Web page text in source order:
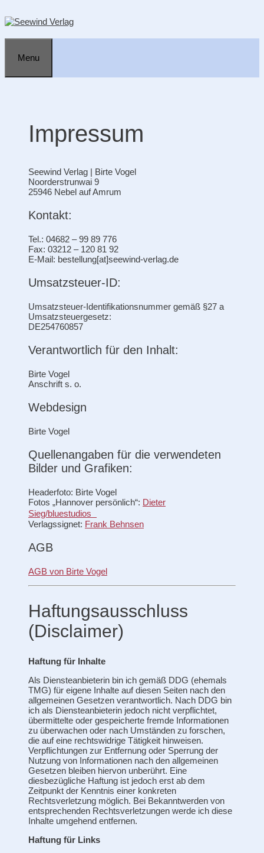
Inhalt
springen
Menu
Impressum
Seewind Verlag | Birte Vogel
Noorderstrunwai 9
25946 Nebel auf Amrum
Kontakt:
Tel.: 04682 – 99 89 776
Fax: 03212 – 120 81 92
E-Mail: bestellung[at]seewind-verlag.de
Umsatzsteuer-ID:
Umsatzsteuer-Identifikationsnummer gemäß §27 a
Umsatzsteuergesetz:
DE254760857
Verantwortlich für den Inhalt:
Birte Vogel
Anschrift s. o.
Webdesign
Birte Vogel
Quellenangaben für die verwendeten
Bilder und Grafiken:
Headerfoto: Birte Vogel
Fotos „Hannover persönlich“: Dieter
Sieg/bluestudios
Verlagssignet: Frank Behnsen
AGB
AGB von Birte Vogel
Haftungsausschluss
(Disclaimer)
Haftung für Inhalte
Als Diensteanbieterin bin ich gemäß DDG (ehemals
TMG) für eigene Inhalte auf diesen Seiten nach den
allgemeinen Gesetzen verantwortlich. Nach DDG bin
ich als Diensteanbieterin jedoch nicht verpflichtet,
übermittelte oder gespeicherte fremde Informationen
zu überwachen oder nach Umständen zu forschen,
die auf eine rechtswidrige Tätigkeit hinweisen.
Verpflichtungen zur Entfernung oder Sperrung der
Nutzung von Informationen nach den allgemeinen
Gesetzen bleiben hiervon unberührt. Eine
diesbezügliche Haftung ist jedoch erst ab dem
Zeitpunkt der Kenntnis einer konkreten
Rechtsverletzung möglich. Bei Bekanntwerden von
entsprechenden Rechtsverletzungen werde ich diese
Inhalte umgehend entfernen.
Haftung für Links